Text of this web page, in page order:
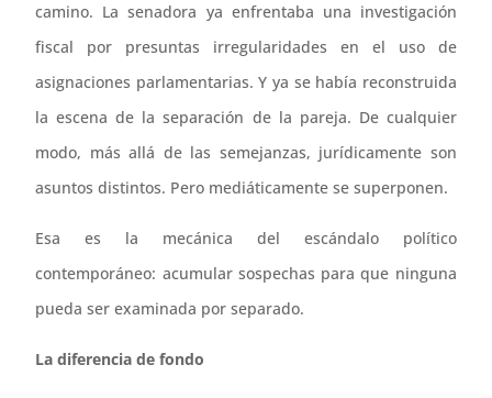
camino. La senadora ya enfrentaba una investigación
fiscal por presuntas irregularidades en el uso de
asignaciones parlamentarias. Y ya se había reconstruida
la escena de la separación de la pareja. De cualquier
modo, más allá de las semejanzas, jurídicamente son
asuntos distintos. Pero mediáticamente se superponen.
Esa es la mecánica del escándalo político
contemporáneo: acumular sospechas para que ninguna
pueda ser examinada por separado.
La diferencia de fondo